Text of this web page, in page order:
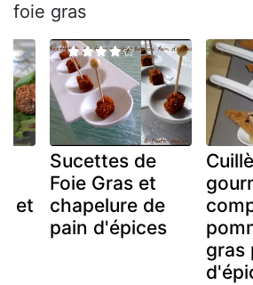
foie gras
et
Sucettes de
Foie Gras et
chapelure de
pain d'épices
gras